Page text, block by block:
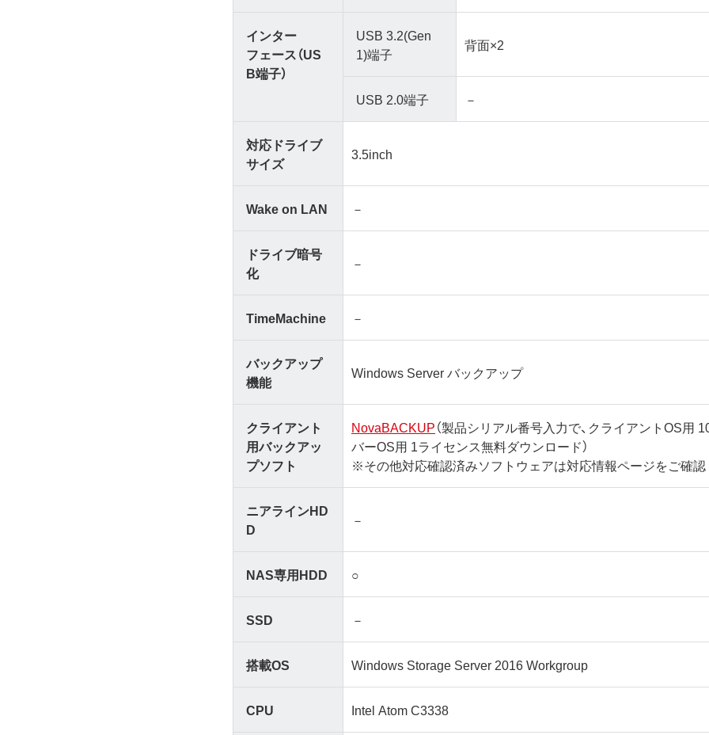
インター
フェース（US
B端子）
USB 3.2(Gen
1)端子
背面×2
USB 2.0端子 －
対応ドライブ
サイズ
3.5inch
Wake on LAN －
ドライブ暗号
化
－
TimeMachine －
バックアップ
機能
Windows Server バックアップ
クライアント
用バックアッ
プソフト
NovaBACKUP（製品シリアル番号入力で、クライアントOS用
バーOS用 1ライセンス無料ダウンロード）
※その他対応確認済みソフトウェアは対応情報ページをご確認
ニアラインHD
D
－
NAS専用HDD ○
SSD －
搭載OS Windows Storage Server 2016 Workgroup
CPU Intel Atom C3338